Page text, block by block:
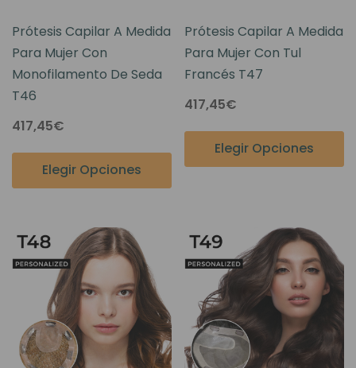
Prótesis Capilar A Medida
Para Mujer Con
Monofilamento De Seda
T46
417,45€
Elegir Opciones
Prótesis Capilar A Medida
Para Mujer Con Tul
Francés T47
417,45€
Elegir Opciones